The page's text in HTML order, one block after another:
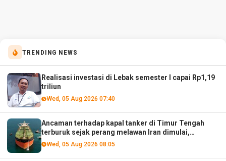
TRENDING NEWS
Realisasi investasi di Lebak semester I capai Rp1,19
triliun
Wed, 05 Aug 2026 07:40
Ancaman terhadap kapal tanker di Timur Tengah
terburuk sejak perang melawan Iran dimulai,
menurut analis
Wed, 05 Aug 2026 08:05